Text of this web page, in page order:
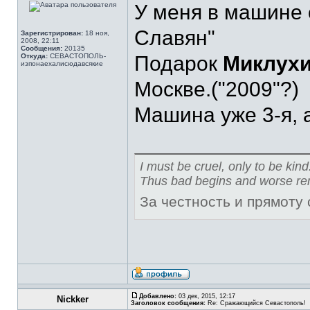
Зарегистрирован: 18 ноя,
2008, 22:11
Сообщения: 20135
Откуда: СЕВАСТОПОЛЬ-
изпонаехалисюдавсякие
У меня в машине
Славян"
Подарок
Москве.("2009"?)
Машина уже 3-я,
I must be cruel, only to be
Thus bad begins and worse
За честность и
Nickker Добавлено: 03 дек, 2015, 12:17
Заголовок сообщения: Re: Сражающийся Севастополь!